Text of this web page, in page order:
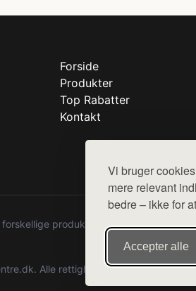
Vi bruger
mere relevant
bedre – ikke for
Accepter alle
Forside
Produkter
Top Rabatter
Kontakt
produkter fra diverse
Alle rettigheder forbeholdes.